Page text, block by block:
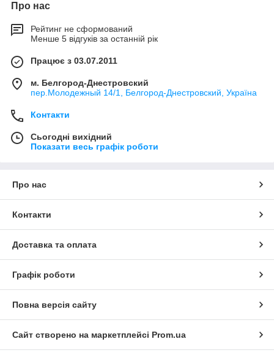
Про нас
Рейтинг не сформований
Менше 5 відгуків за останній рік
Працює з 03.07.2011
м. Белгород-Днестровский
пер.Молодежный 14/1, Белгород-Днестровский, Україна
Контакти
Сьогодні вихідний
Показати весь графік роботи
Про нас
Контакти
Доставка та оплата
Графік роботи
Повна версія сайту
Сайт створено на маркетплейсі Prom.ua